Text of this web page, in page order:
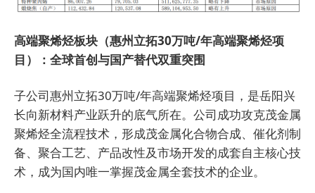
高端聚烯烃板块（惠州立拓30万吨/年高端聚烯烃项
目）：全球首创与国产替代双重突围
子公司惠州立拓30万吨/年高端聚烯烃项目，是岳阳兴
长向新材料产业跃升的底气所在。公司成功攻克茂金属
聚烯烃全流程技术，形成茂金属化合物合成、催化剂制
备、聚合工艺、产品改性及市场开发的成套自主核心技
术，成为国内唯一掌握茂金属全套技术的企业。